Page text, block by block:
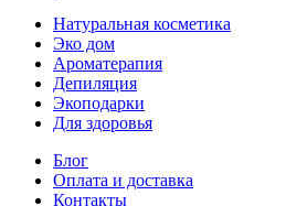
Натуральная косметика
Эко дом
Ароматерапия
Депиляция
Экоподарки
Для здоровья
Блог
Оплата и доставка
Контакты